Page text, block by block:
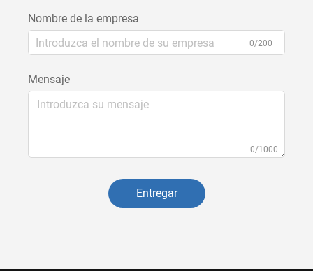
Nombre de la empresa
0/200
Mensaje
0/1000
Entregar